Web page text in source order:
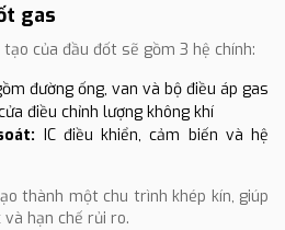
gas
của đầu đốt sẽ gồm 3 hệ chính:
đường ống, van và bộ điều áp gas
điều chỉnh lượng không khí
IC điều khiển, cảm biến và hệ
thành một chu trình khép kín, giúp
hạn chế rủi ro.